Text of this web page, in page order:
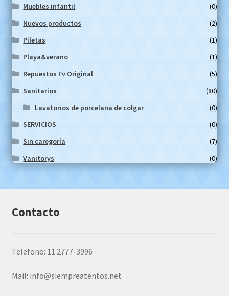
Muebles infantil
(0)
Nuevos productos
(2)
Piletas
(1)
Playa&verano
(1)
Repuestos Fv Original
(5)
Sanitarios
(80)
Lavatorios de porcelana de colgar
(0)
SERVICIOS
(0)
Sin caregoría
(7)
Vanitorys
(0)
Contacto
Telefono: 11 2777-3996
Mail: info@siempreatentos.net